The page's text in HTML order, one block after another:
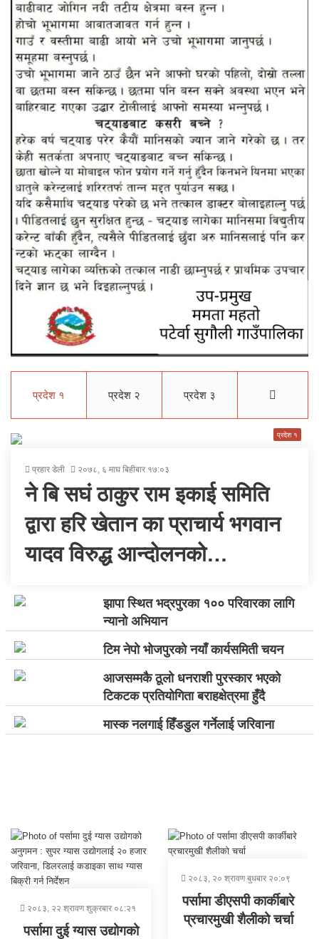
प्रदेश १ प्रदेश २ प्रदेश ३
प्रदेश १
प्रहार डेली २०७८, ६ माघ बिहीबार १७:०३
ने बि सघं ठाकुर राम इकाई समिति
द्वारा हरि खेतान का प्राचार्य भगवान
यादव विरुद्ध आन्दोलनको…
झापा स्थित भद्रपुरका १०० परिवारका लागि
न्यानो अभियान
टिम नेपाे भोजपुरकाे नयाँ कार्यसमिती चयन
आजसम्मकै ठूलो धनराशी पुरस्कार भएको
टिकटक प्रतियोगिता बराहक्षेत्रमा हुँदै
मास्क नलगाई हिँडडुल गर्नेलाई जरिवाना
२०८३, २२ श्रावण शुक्रबार ०८:२१
पर्सामा दुई ग्यास उद्योगको
२०८३, २० श्रावण बुधबार २०:०९
पर्सामा डीएसपी कार्कीबारे
प्रचारमुखी शैलीको चर्चा